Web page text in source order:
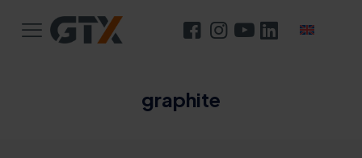
graphite